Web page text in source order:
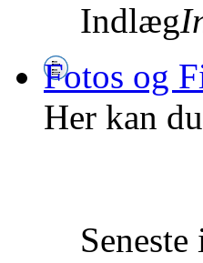
Indlæg
Fotos og
Her kan